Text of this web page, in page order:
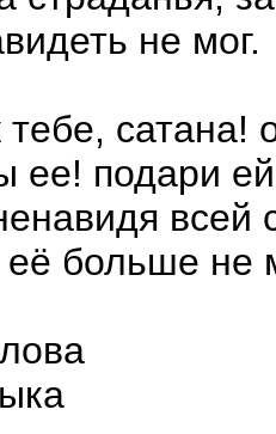
не мог.
тебе, сатана!
ее! подари
всей
больше не